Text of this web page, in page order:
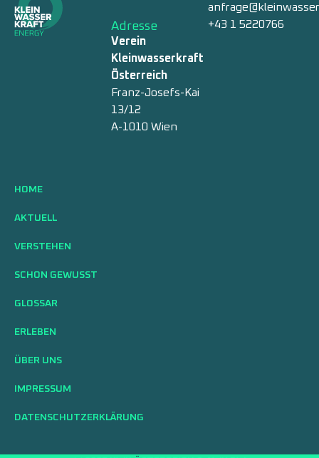
Adresse
Verein
Kleinwasserkraft
Österreich
Franz-Josefs-Kai
13/12
A-1010 Wien
+43 1 5220766
HOME
AKTUELL
VERSTEHEN
SCHON GEWUSST
GLOSSAR
ERLEBEN
ÜBER UNS
IMPRESSUM
DATENSCHUTZERKLÄRUNG